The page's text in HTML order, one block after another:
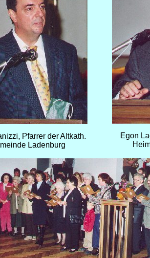
Pfarrer der Altkath.
Ladenburg
Egon